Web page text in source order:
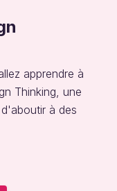
apprendre à
Thinking, une
à des